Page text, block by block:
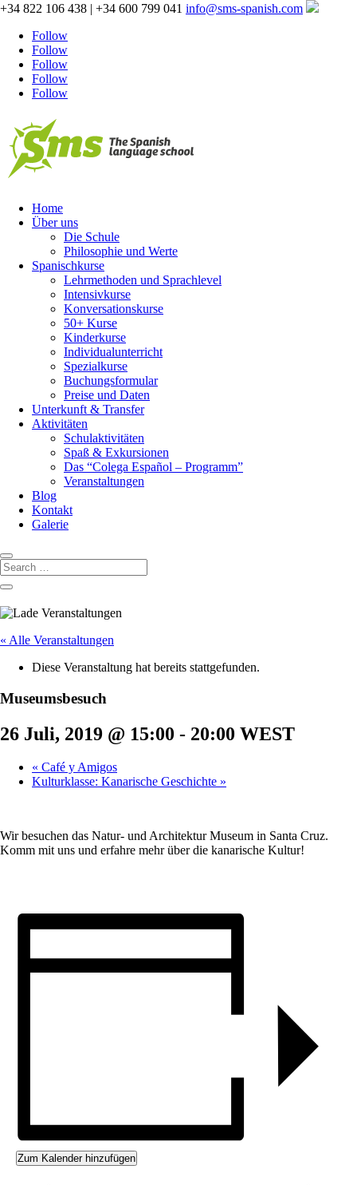
+34 822 106 438 | +34 600 799 041 info@sms-spanish.com
Follow
Follow
Follow
Follow
Follow
Home
Über uns
Die Schule
Philosophie und Werte
Spanischkurse
Lehrmethoden und Sprachlevel
Intensivkurse
Konversationskurse
50+ Kurse
Kinderkurse
Individualunterricht
Spezialkurse
Buchungsformular
Preise und Daten
Unterkunft & Transfer
Aktivitäten
Schulaktivitäten
Spaß & Exkursionen
Das “Colega Español – Programm”
Veranstaltungen
Blog
Kontakt
Galerie
« Alle Veranstaltungen
Diese Veranstaltung hat bereits stattgefunden.
Museumsbesuch
26 Juli, 2019 @ 15:00 - 20:00 WEST
« Café y Amigos
Kulturklasse: Kanarische Geschichte »
Wir besuchen das Natur- und Architektur Museum in Santa Cruz.
Komm mit uns und erfahre mehr über die kanarische Kultur!
Zum Kalender hinzufügen